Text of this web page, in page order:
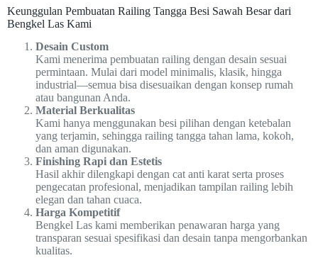
Keunggulan Pembuatan Railing Tangga Besi Sawah Besar dari
Bengkel Las Kami
Desain Custom
Kami menerima pembuatan railing dengan desain sesuai
permintaan. Mulai dari model minimalis, klasik, hingga
industrial—semua bisa disesuaikan dengan konsep rumah
atau bangunan Anda.
Material Berkualitas
Kami hanya menggunakan besi pilihan dengan ketebalan
yang terjamin, sehingga railing tangga tahan lama, kokoh,
dan aman digunakan.
Finishing Rapi dan Estetis
Hasil akhir dilengkapi dengan cat anti karat serta proses
pengecatan profesional, menjadikan tampilan railing lebih
elegan dan tahan cuaca.
Harga Kompetitif
Bengkel Las kami memberikan penawaran harga yang
transparan sesuai spesifikasi dan desain tanpa mengorbankan
kualitas.